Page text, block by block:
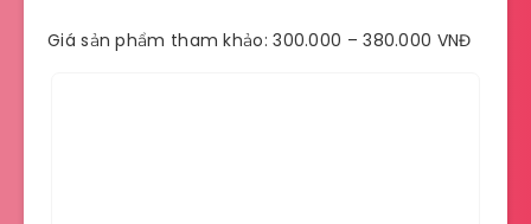
Giá sản phẩm tham khảo: 300.000 – 380.000 VNĐ